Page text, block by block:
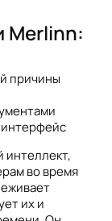
Merlinn:
причины
интеллект,
во время
их и